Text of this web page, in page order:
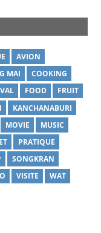
AVION
MAI
COOKING
FOOD
FRUIT
KANCHANABURI
MOVIE
MUSIC
PRATIQUE
SONGKRAN
VISITE
WAT